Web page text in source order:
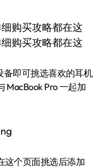
备即可挑选喜欢的耳机
MacBook Pro 一起加
这个页面挑选后添加